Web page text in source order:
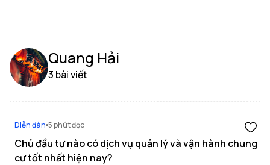
Quang Hải
3 bài viết
Diễn đàn 5 phút đọc
Chủ đầu tư nào có dịch vụ quản lý và vận hành chung
cư tốt nhất hiện nay?